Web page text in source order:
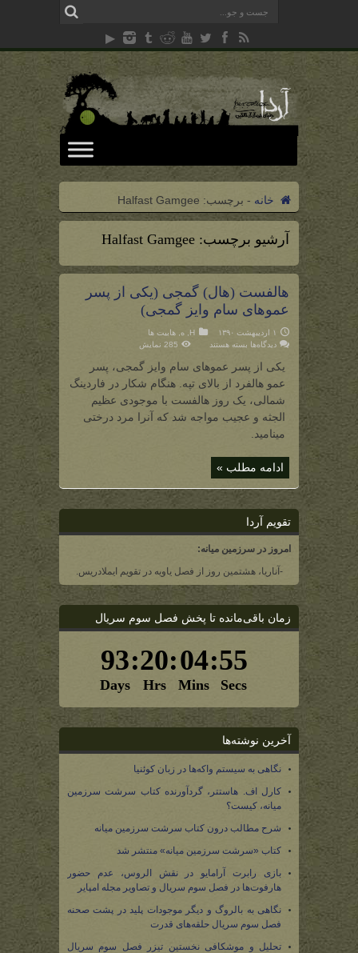
خانه - برچسب: Halfast Gamgee
آرشیو برچسب: Halfast Gamgee
هالفست (هال) گمجی (یکی از پسر
عموهای سام وایز گمجی)
۱ اردیبهشت ۱۳۹۰ H ه هابیت ها
دیدگاه‌ها برای
گمجی
از
پسر
عموهای
سام
وایز
بسته هستند 285 نمایش
یکی از پسر عموهای سام وایز گمجی، پسر
عمو هالفرد از بالای تپه. هنگام شکار در فاردینگ
شمالی، یک روز هالفست با موجودی عظیم
الجثه و عجیب مواجه شد که آنرا مرد درختی
مینامید.
ادامه مطلب »
تقویم آردا
امروز در سرزمین میانه:
-آناریا، هشتمین روز از فصل یاویه در تقویم ایملادریس.
زمان باقی‌مانده تا پخش فصل سوم سریال
آخرین نوشته‌ها
نگاهی به سیستم واکه‌ها در زبان کوئنیا
کارل اف. هاستتر، گردآورنده کتاب سرشت سرزمین
میانه، کیست؟
شرح مطالب درون کتاب سرشت سرزمین میانه
کتاب «سرشت سرزمین میانه» منتشر شد
بازی رابرت آرامایو در نقش الروس، عدم حضور
هارفوت‌ها در فصل سوم سریال و تصاویر مجله امپایر
نگاهی به بالروگ و دیگر موجودات پلید در پشت صحنه
فصل سوم سریال حلقه‌های قدرت
تحلیل و موشکافی نخستین تیزر فصل سوم سریال